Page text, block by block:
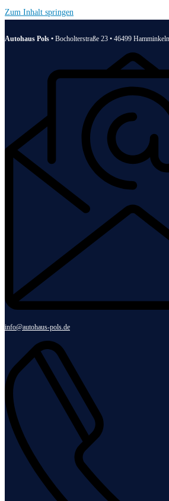
Zum Inhalt springen
Autohaus Pols • Bocholterstraße 23 • 46499
info@autohaus-pols.de